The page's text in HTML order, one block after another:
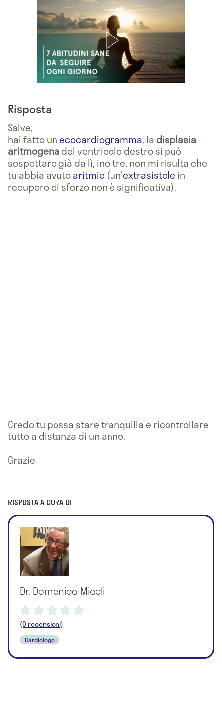
Risposta
Salve,
hai fatto unecocardiogramma, ladisplasia
aritmogenadel ventricolo destro si può
sospettare già da lì, inoltre, non mi risulta che
tu abbia avutoaritmie (un'extrasistole in
recupero di sforzo non è significativa).
Credo tu possa stare tranquilla e ricontrollare
tutto a distanza di un anno.
Grazie
RISPOSTA A CURA DI
Dr. Domenico Miceli
(0 recensioni)
Cardiologo